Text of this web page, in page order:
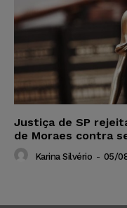
Justiça de SP
de Moraes contra
Karina Silvério - 05/